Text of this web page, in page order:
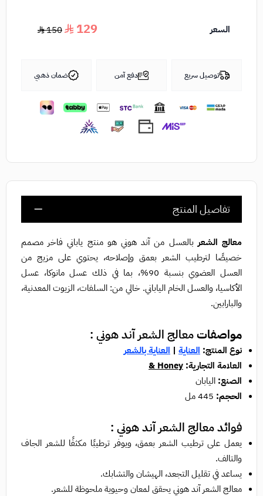
السعر 129
150
توصيل سريع دفع آمن ضمان ذهبي
تفاصيل المنتج
معالج الشعر بالعسل من آند هوني هو منتج ياباني فاخر مصمم
خصيصًا لترطيب الشعر بعمق وإصلاحه، يحتوي على مزيج من
العسل العضوي بنسبة 90%، بما في ذلك عسل مانوكا، عسل
الأكاسيا، والعسل الخام الياباني. خالي من: السلفات، الزيوت المعدنية،
والبارابين.
مواصفاتمعالج الشعر آند هوني :
نوع المنتج: العناية | العناية بالشعر
العلامة التجارية: Honey &
الصنع: اليابان
الحجم:
فوائدمعالج الشعر آند هوني :
يعمل على ترطيب الشعر بعمق، ويوفر ترطيبًا مكثفًا للشعر الجاف
والتالف.
يساعد في تقليل التجعد، الهيشان والتشابك.
معالج الشعر آند هوني يحقق لمعان وحيوية ملحوظة للشعر.